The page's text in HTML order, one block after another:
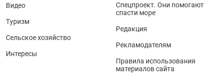
Видео
Туризм
Сельское хозяйство
Интересы
Спецпроект. Они помогают
спасти море
Редакция
Рекламодателям
Правила использования
материалов сайта